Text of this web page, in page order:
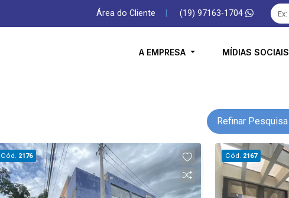
Área do Cliente (19) 97163-1704
A EMPRESA MÍDIAS SOCIAIS
Refinar Pesquisa
Cód. 2176 Cód. 2167